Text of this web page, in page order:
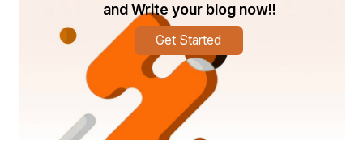
and Write your blog now!!
Get Started